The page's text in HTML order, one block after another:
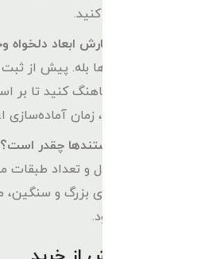
آب خودداری کنید.
آیا امکان سفارش ابعاد دلخواه
در برخی مدل‌ها بله. پیش از
پشتیبانی هماهنگ کنید تا بر
تعداد طبقات، زمان آماده‌سازی
تحمل وزن استندها چقدر است؟
با توجه به مدل و تعداد
برای گلدان‌های بزرگ و سنگین،
توصیه می‌شود.